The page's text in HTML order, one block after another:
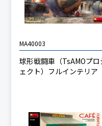
MA40003
球形戦闘車（TsAMOプロ
ェクト）フルインテリア